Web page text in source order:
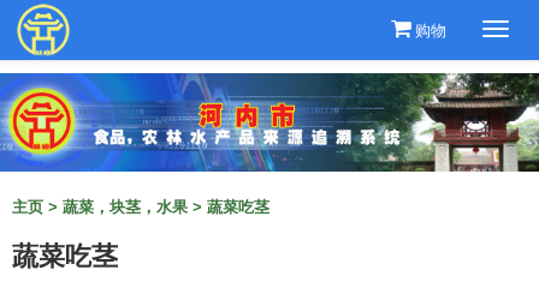
购物
主页 > 蔬菜，块茎，水果 > 蔬菜吃茎
蔬菜吃茎